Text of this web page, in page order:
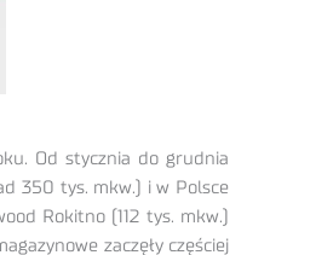
Od stycznia do grudnia
350 tys. mkw.) i w Polsce
Rokitno (112 tys. mkw.)
zaczęły częściej